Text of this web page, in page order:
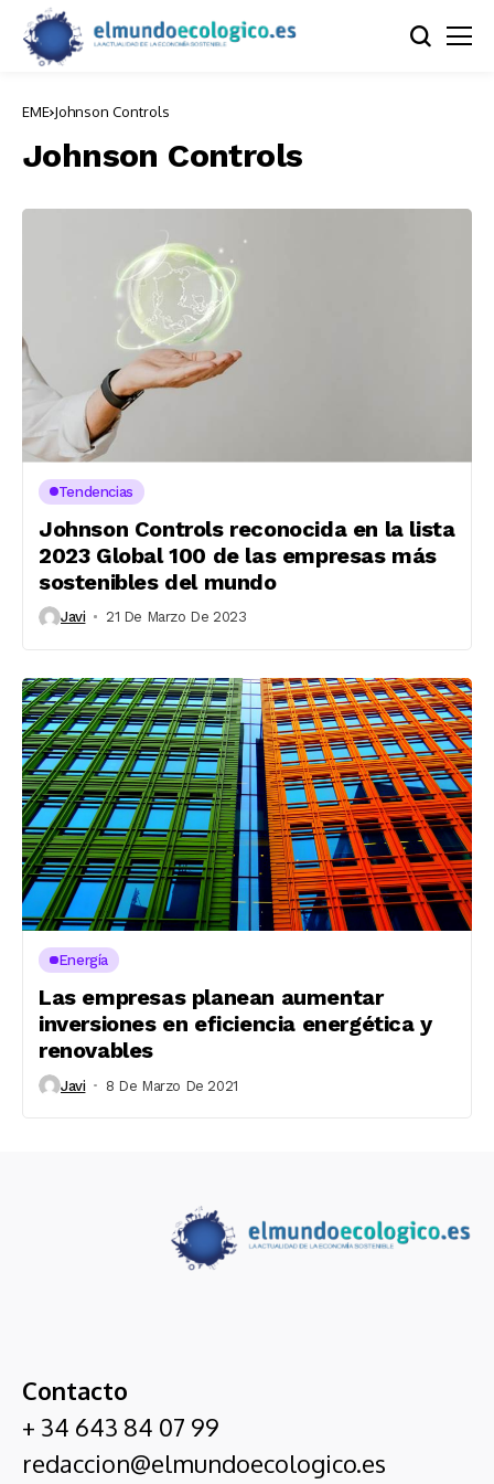
EME Johnson Controls
Johnson Controls
Tendencias
Johnson Controls reconocida en la lista
2023 Global 100 de las empresas más
sostenibles del mundo
Javi 21 De Marzo De 2023
Energía
Las empresas planean aumentar
inversiones en eficiencia energética y
renovables
Javi 8 De Marzo De 2021
Contacto
+ 34 643 84 07 99
redaccion@elmundoecologico.es